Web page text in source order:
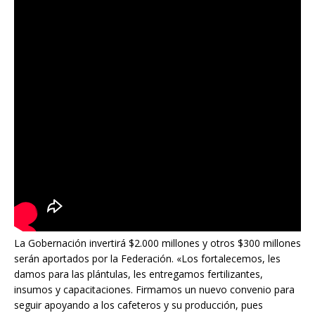
La Gobernación invertirá $2.000 millones y otros $300 millones
serán aportados por la Federación. «Los fortalecemos, les
damos para las plántulas, les entregamos fertilizantes,
insumos y capacitaciones. Firmamos un nuevo convenio para
seguir apoyando a los cafeteros y su producción, pues